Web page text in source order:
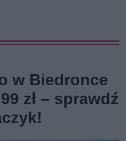
w Biedronce
zł – sprawdź